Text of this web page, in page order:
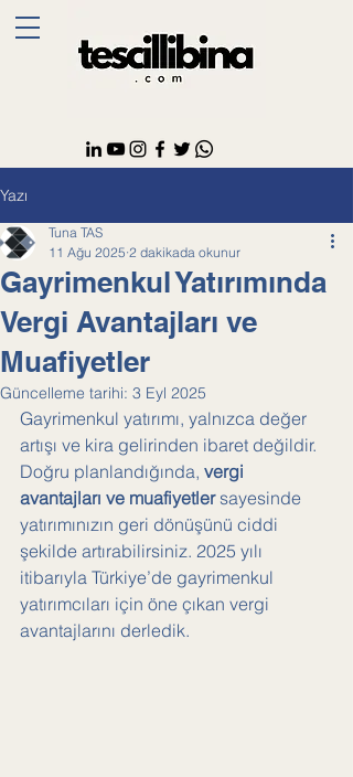
Yazı
Gayrimenkul Yatırımında
Vergi Avantajları ve
Muafiyetler
Tuna TAS
11 Ağu 2025 2 dakikada okunur
Güncelleme tarihi: 3 Eyl 2025
Gayrimenkul yatırımı, yalnızca değer
artışı ve kira gelirinden ibaret değildir.
Doğru planlandığında, vergi
avantajları ve muafiyetler sayesinde
yatırımınızın geri dönüşünü ciddi
şekilde artırabilirsiniz. 2025 yılı
itibarıyla Türkiye’de gayrimenkul
yatırımcıları için öne çıkan vergi
avantajlarını derledik.